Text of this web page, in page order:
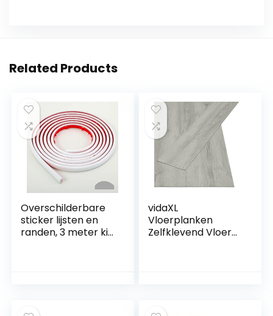
Related Products
Overschilderbare
sticker lijsten en
randen, 3 meter kit
vidaXL
Vloerplanken
Zelfklevend Vloer